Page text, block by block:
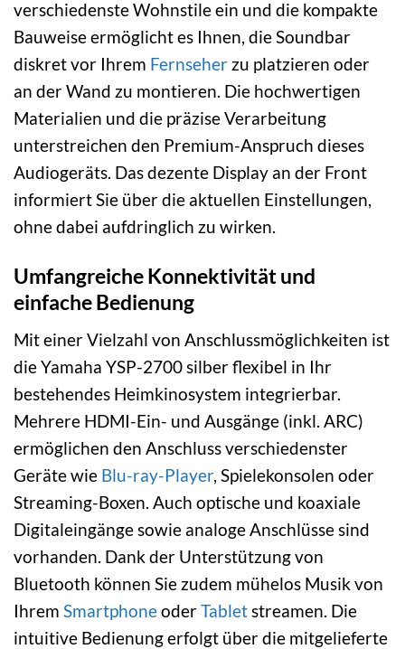
verschiedenste Wohnstile ein und die kompakte
Bauweise ermöglicht es Ihnen, die Soundbar
diskret vor Ihrem Fernseher zu platzieren oder
an der Wand zu montieren. Die hochwertigen
Materialien und die präzise Verarbeitung
unterstreichen den Premium-Anspruch dieses
Audiogeräts. Das dezente Display an der Front
informiert Sie über die aktuellen Einstellungen,
ohne dabei aufdringlich zu wirken.
Umfangreiche Konnektivität und
einfache Bedienung
Mit einer Vielzahl von Anschlussmöglichkeiten ist
die Yamaha YSP-2700 silber flexibel in Ihr
bestehendes Heimkinosystem integrierbar.
Mehrere HDMI-Ein- und Ausgänge (inkl. ARC)
ermöglichen den Anschluss verschiedenster
Geräte wie Blu-ray-Player, Spielekonsolen oder
Streaming-Boxen. Auch optische und koaxiale
Digitaleingänge sowie analoge Anschlüsse sind
vorhanden. Dank der Unterstützung von
Bluetooth können Sie zudem mühelos Musik von
Ihrem SmartphoneoderTablet streamen. Die
intuitive Bedienung erfolgt über die mitgelieferte